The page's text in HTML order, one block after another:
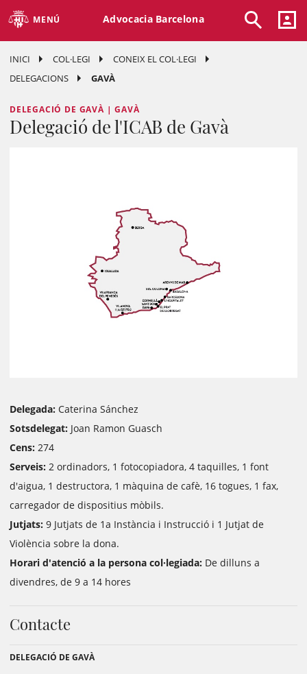
MENÚ Advocacia Barcelona
INICI COL·LEGI
CONEIX EL COL·LEGI
DELEGACIONS
GAVÀ
DELEGACIÓ DE GAVÀ | GAVÀ
Delegació de l'ICAB de Gavà
Delegada: Caterina Sánchez
Sotsdelegat: Joan Ramon Guasch
Cens: 274
Serveis: 2 ordinadors, 1 fotocopiadora, 4 taquilles, 1 font
d'aigua, 1 destructora, 1 màquina de cafè, 16 togues, 1 fax,
carregador de dispositius mòbils.
Jutjats: 9 Jutjats de 1a Instància i Instrucció i 1 Jutjat de
Violència sobre la dona.
Horari d'atenció a la persona col·legiada: De dilluns a
divendres, de 9 a 14 hores
Contacte
DELEGACIÓ DE GAVÀ